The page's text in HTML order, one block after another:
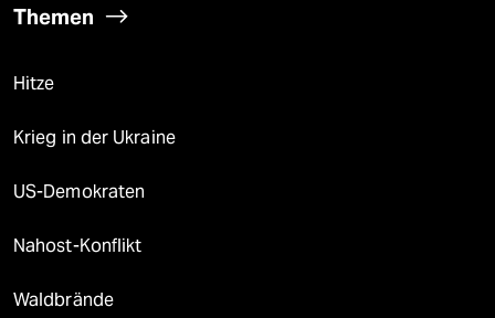
Themen
Hitze
Krieg in der Ukraine
US-Demokraten
Nahost-Konflikt
Waldbrände